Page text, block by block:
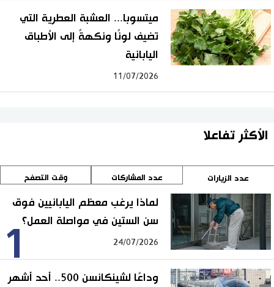
ميتسوبا... العشبة العطرية التي
تضيف لونًا ونكهةً إلى الأطباق
اليابانية
11/07/2026
الأكثر تفاعلا
عدد الزيارات عدد المشاركات وقت التصفح
1
لماذا يرغب معظم اليابانيين فوق
سن الستين في مواصلة العمل؟
24/07/2026
وداعًا لشينكانسن 500.. أحد أشهر